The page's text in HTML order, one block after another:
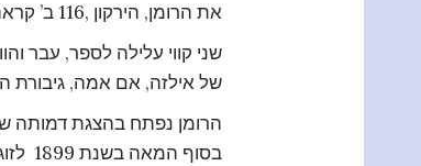
את הרומן, הירקון ,116 ב’ קראתי במהירות ונהניתי מקריאתו, זה רומן קולח, עם עלילה שיש בה סודות וסתרים.
שני קווי עלילה לספר, עבר
של אילזה, אם אמה, גיבורת
הרומן נפתח בהצגת דמותה